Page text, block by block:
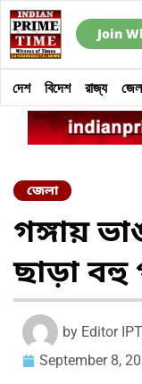
Join
দেশ বিদেশ রাজ্য
জেলা
গঙ্গায়
ছাড়া বহু
by Editor
September 8,